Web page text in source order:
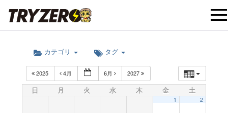
t
カテゴリ タグ
2025 4月 6月 2027
日 月 火 水 木 金 土
1 2